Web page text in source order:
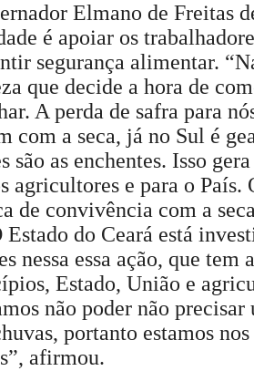
Elmano de Freitas
é apoiar os
segurança alimentar.
que decide a hora de
A perda de safra para
com a seca, já no Sul é
são as enchentes. Isso
agricultores e para o País.
de convivência com a
Estado do Ceará está
nessa essa ação, que tem
Estado, União e
não poder não precisar
portanto estamos
afirmou.